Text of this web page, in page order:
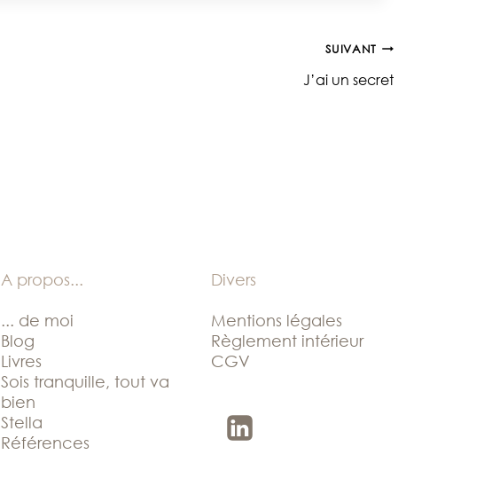
SUIVANT
J’ai un secret
A propos...
... de moi
Blog
Livres
Sois tranquille, tout va
bien
Stella
Références
Divers
Mentions légales
Règlement intérieur
CGV